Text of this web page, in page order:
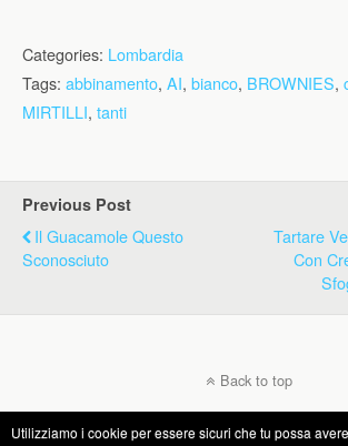
Categories: Lombardia
Tags: abbinamento, AI, bianco, BROWNIES,
MIRTILLI, tanti
Previous Post
Il Guacamole Questo
Sconosciuto
Tartare
Con
Back to top
Mobile
Utilizziamo i cookie per essere sicuri che tu possa